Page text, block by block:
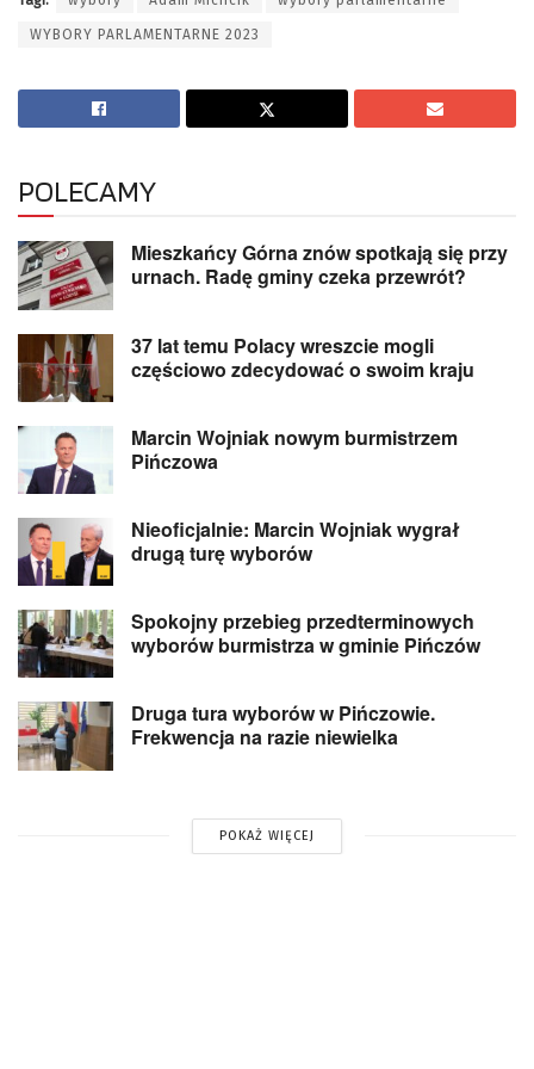
WYBORY PARLAMENTARNE 2023
POLECAMY
Mieszkańcy Górna znów spotkają się przy
urnach. Radę gminy czeka przewrót?
37 lat temu Polacy wreszcie mogli
częściowo zdecydować o swoim kraju
Marcin Wojniak nowym burmistrzem
Pińczowa
Nieoficjalnie: Marcin Wojniak wygrał
drugą turę wyborów
Spokojny przebieg przedterminowych
wyborów burmistrza w gminie Pińczów
Druga tura wyborów w Pińczowie.
Frekwencja na razie niewielka
POKAŻ WIĘCEJ